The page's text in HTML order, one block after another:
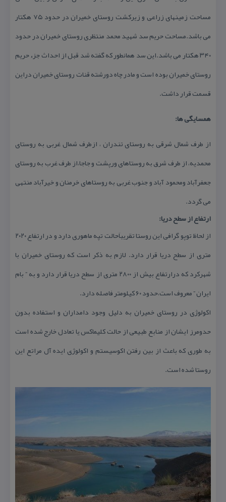
مساحت زمینهای زراعی و زیركشت روستای خمیران در حدود ۷۵ هكتار
می باشد.مساحت حریم سد شهید محمد منتظری روستای خمیران در حدود
۳۴۰ هكتار می باشد.این سد همانطور كه گفته شد قبل از احداث جزء حریم
روستای خمیران بوده است و مادر چاه دورشته قنات روستای خمیران دراین
قسمت قرار داشت.
همسایگی ها:
از طرف شمال شرقی به روستای تندران ، ازطرف شمال غربی به روستای
محمدیه، از طرف شرق به روستاهای ورپشت و جاجا،از طرف غرب به روستای
جعفرآباد ومحمود آباد و جنوب غربی به روستاهای خرمنان و خیرآباد منتهی
می گردد.
ارتفاع از سطح دریا:
از لحاظ توپو گرافی این روستا تقریباَحالت تپه ماهوری دارد و در ارتفاع ۲۰۲۰
متری از سطح دریا قرار دارد. لازم به ذكر است كه روستای خمیران با
شهركرد كه درارتفاع بیش از ۲۸۰۰ متری از سطح دریا قرار دارد و به ” بام
ایران ” معروف است،حدود ۶۰ كیلومتر فاصله دارد.
اكولوژی در روستای خمیران به دلیل وجود دامداران و استفاده بدون
حدومرز ایشان از منابع طبیعی از حالت كلیماكس یا تعادل خارج شده است
به طوری كه باعث از بین رفتن اكوسیستم و اكولوژی ایده آل مراتع این
روستا شده است.